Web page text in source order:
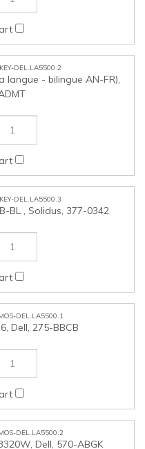
DEL.LA5500.3
BL , Solidus, 377-0342
DEL.LA5500.1
Dell, 570-ABGK